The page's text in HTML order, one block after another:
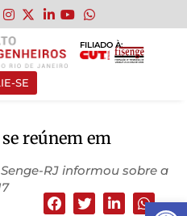
Abrir
FILIADO À:
SE
reúnem em
RJ informou sobre a